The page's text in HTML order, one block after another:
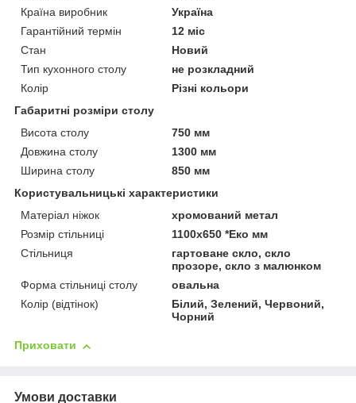
Країна виробник
Україна
Гарантійний термін
12 міс
Стан
Новий
Тип кухонного столу
не розкладний
Колір
Різні кольори
Габаритні розміри столу
Висота столу
750 мм
Довжина столу
1300 мм
Ширина столу
850 мм
Користувальницькі характеристики
Матеріал ніжок
хромований метал
Розмір стільниці
1100х650 *Еко мм
Стільниця
гартоване скло, скло
прозоре, скло з малюнком
Форма стільниці столу
овальна
Колір (відтінок)
Білий, Зелений, Червоний,
Чорний
Приховати
Умови доставки